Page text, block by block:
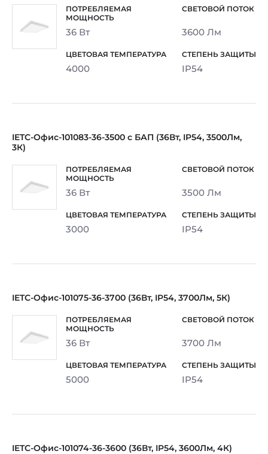
36 Вт 3600 Лм
4000 IP54
IETC-Офис-101083-36-3500 с БАП (36Вт, IP54, 3500Лм,
3К)
36 Вт 3500 Лм
3000 IP54
IETC-Офис-101075-36-3700 (36Вт, IP54, 3700Лм, 5К)
36 Вт 3700 Лм
5000 IP54
IETC-Офис-101074-36-3600 (36Вт, IP54, 3600Лм, 4К)